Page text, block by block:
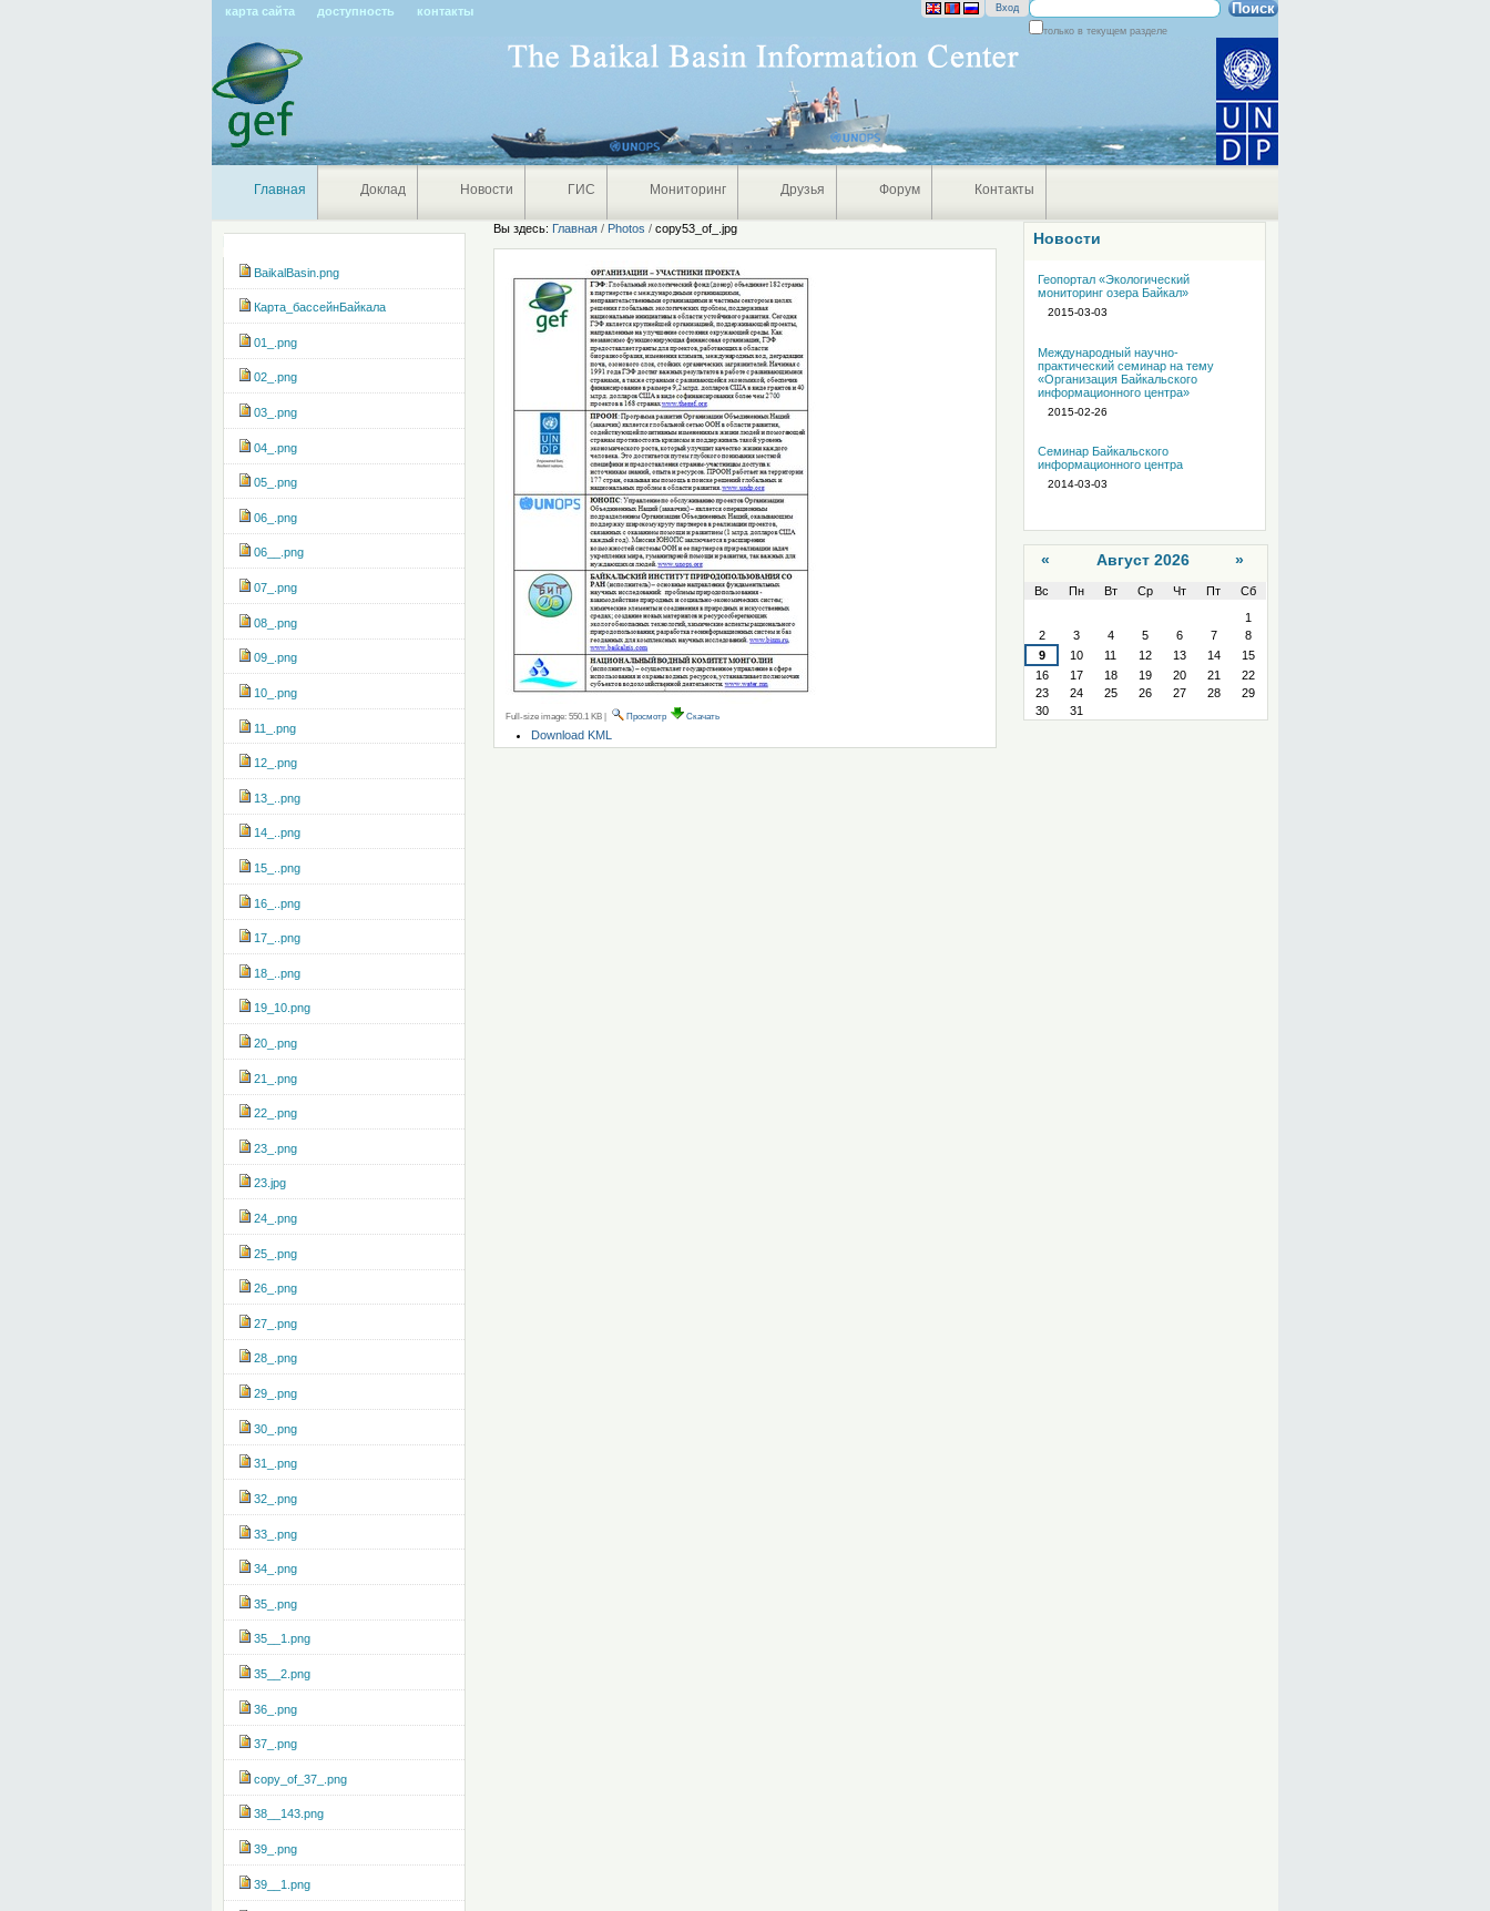
карта сайта доступность контакты
Поиск
только в текущем разделе
Вход
Главная Доклад Новости ГИС Мониторинг Друзья Форум Контакты
Вы здесь: Главная / Photos /copy53_of_.jpg
Full-size image: 550.1 KB | Просмотр Скачать
Операции
с
Download KML
BaikalBasin.png
Карта_бассейнБайкала
01_.png
02_.png
03_.png
04_.png
05_.png
06_.png
06__.png
07_.png
08_.png
09_.png
10_.png
11_.png
12_.png
13_..png
14_..png
15_..png
16_..png
17_..png
18_..png
19_10.png
20_.png
21_.png
22_.png
23_.png
23.jpg
24_.png
25_.png
26_.png
27_.png
28_.png
29_.png
30_.png
31_.png
32_.png
33_.png
34_.png
35_.png
35__1.png
35__2.png
36_.png
37_.png
copy_of_37_.png
38__143.png
39_.png
39__1.png
Новости
Геопортал «Экологический
мониторинг озера Байкал»
2015-03-03
Международный научно-
практический семинар на тему
«Организация Байкальского
информационного центра»
2015-02-26
Семинар Байкальского
информационного центра
2014-03-03
« Август 2026 »
Вс Пн Вт Ср Чт Пт
Сб
1
2
3 4 5 6 7
8
9
10 11 12 13 14
15
16
17 18 19 20 21
22
23
24 25 26 27 28
29
30
31